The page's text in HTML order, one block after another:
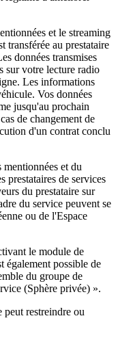
et le streaming
transférée au prestataire
données transmises
sur votre lecture radio
Les informations
Vos données
jusqu'au prochain
de changement de
d'un contrat conclu
et du
prestataires de services
du prestataire sur
du service peuvent se
ou de l'Espace
le module de
également possible de
du groupe de
(Sphère privée) ».
peut restreindre ou